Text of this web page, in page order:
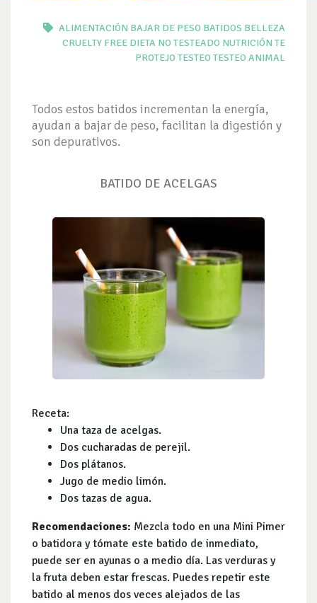
ALIMENTACIÓN BAJAR DE PESO BATIDOS BELLEZA
CRUELTY FREE DIETA NO TESTEADO NUTRICIÓN TE
PROTEJO TESTEO TESTEO ANIMAL
Todos estos batidos incrementan la energía,
ayudan a bajar de peso, facilitan la digestión y
son depurativos.
BATIDO DE ACELGAS
Receta:
Una taza de acelgas.
Dos cucharadas de perejil.
Dos plátanos.
Jugo de medio limón.
Dos tazas de agua.
Recomendaciones: Mezcla todo en una Mini Pimer
o batidora y tómate este batido de inmediato,
puede ser en ayunas o a medio día. Las verduras y
la fruta deben estar frescas. Puedes repetir este
batido al menos dos veces alejados de las